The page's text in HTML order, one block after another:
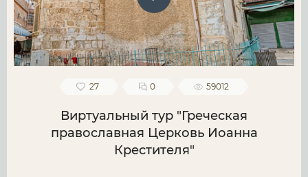
27 0 59012
Виртуальный тур "Греческая
православная Церковь Иоанна
Крестителя"